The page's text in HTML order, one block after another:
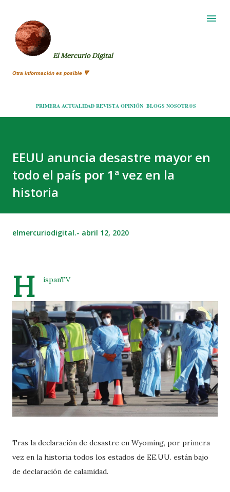
El Mercurio Digital
Otra información es posible 🔻
PRIMERA ACTUALIDAD REVISTA OPINIÓN BLOGS NOSOTR@S
EEUU anuncia desastre mayor en
todo el país por 1ª vez en la
historia
elmercuriodigital.- abril 12, 2020
H ispanTV
Tras la declaración de desastre en Wyoming, por primera
vez en la historia todos los estados de EE.UU. están bajo
de declaración de calamidad.